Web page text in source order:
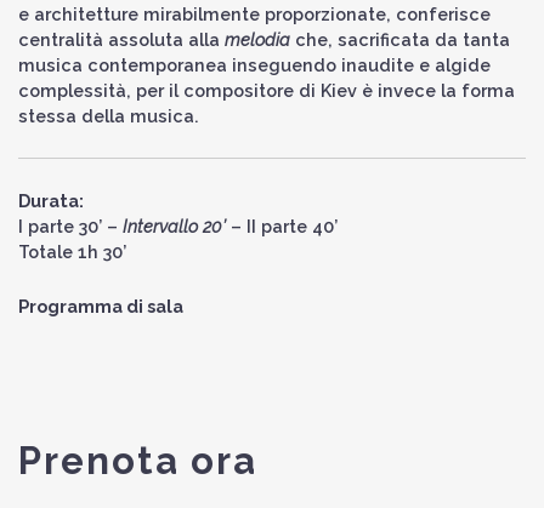
e architetture mirabilmente proporzionate, conferisce
centralità assoluta alla melodia che, sacrificata da tanta
musica contemporanea inseguendo inaudite e algide
complessità, per il compositore di Kiev è invece la forma
stessa della musica.
Durata:
I parte 30’ – Intervallo 20’– II parte 40’
Totale 1h 30’
Programma di sala
Prenota ora